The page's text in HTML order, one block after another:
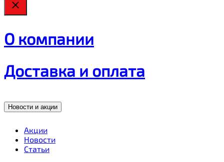
О компании
Доставка и оплата
Новости и акции
Акции
Новости
Статьи